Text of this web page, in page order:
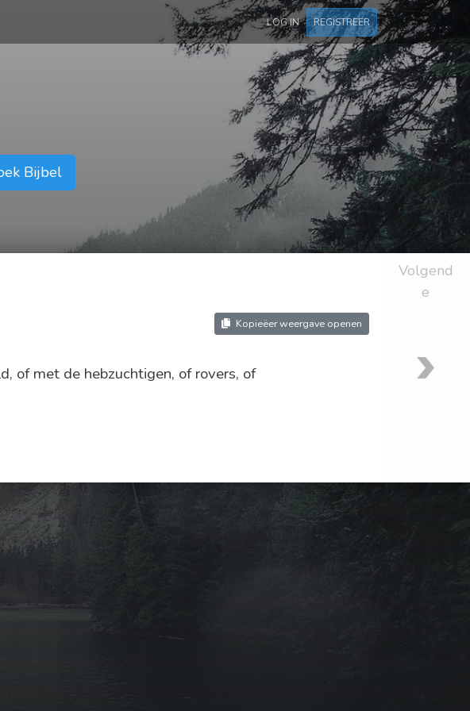
LOG IN REGISTREER
Bijbel
Kopieëer weergave openen
of met de hebzuchtigen, of rovers, of
Volgend
e